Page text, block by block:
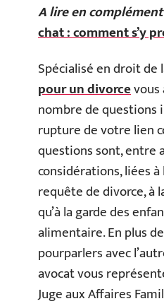
A lire en
chat : comment s’y
Spécialisé en droit de
pour un divorce
nombre de questions
rupture de votre lien
questions sont, entre
considérations, liées
requête de divorce, à
qu’à la garde des
alimentaire. En plus
pourparlers avec
avocat vous
Juge aux Affaires